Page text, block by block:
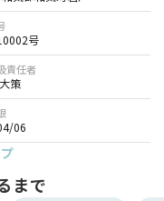
号
責任者
策
06
まで